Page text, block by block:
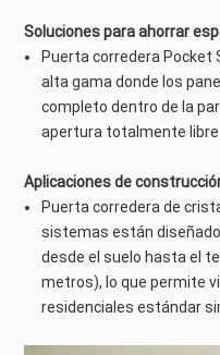
Soluciones para ahorrar
Puerta corredera Pocket
alta gama donde los
completo dentro de la
apertura totalmente
Aplicaciones de
Puerta corredera de
sistemas están
desde el suelo hasta el
metros), lo que permite
residenciales estándar